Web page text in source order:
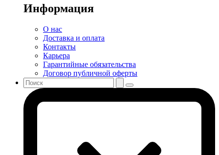
Информация
О нас
Доставка и оплата
Контакты
Карьера
Гарантийные обязательства
Договор публичной оферты